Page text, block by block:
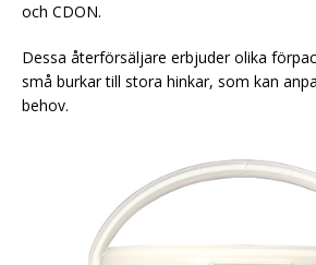
och CDON.
Dessa återförsäljare erbjuder olika
små burkar till stora hinkar, som kan
behov.